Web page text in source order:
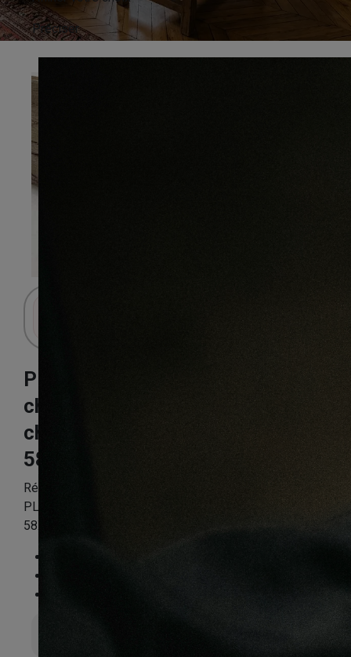
Préciser
Plinthe mdf
chataignier
chardonnay
58X19X2400mm
Référence:
PLINTHE MDF CHATAIGNIER CHARDONNAY
58X19X2400